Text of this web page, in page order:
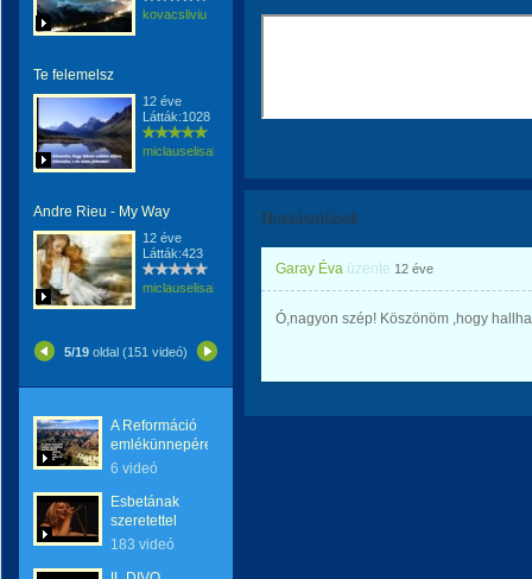
kovacsliviu
Te felemelsz
12 éve
Látták:1028
miclauselisabeta
Andre Rieu - My Way
12 éve
Látták:423
miclauselisabeta
5/19 oldal (151 videó)
A Reformáció
emlékünnepére
6 videó
Esbetának
szeretettel
183 videó
Hozzászólások
Garay Éva üzente 12 éve
Ó,nagyon szép! Köszönöm ,hogy